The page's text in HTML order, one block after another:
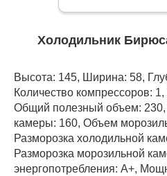
Холодильник
Высота: 145, Ширина: 58,
Количество компрессоров:
Общий полезный объем:
камеры: 160, Объем
Разморозка холодильной
Разморозка морозильной
энергопотребления: А+,